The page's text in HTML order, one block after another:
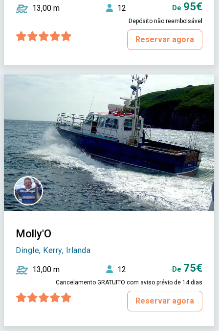
13,00 m 12 De 95€
Depósito não reembolsável
Reservar agora
Molly'O
Dingle, Kerry, Irlanda
13,00 m 12 De 75€
Cancelamento GRATUITO com aviso prévio de 14 dias
Reservar agora